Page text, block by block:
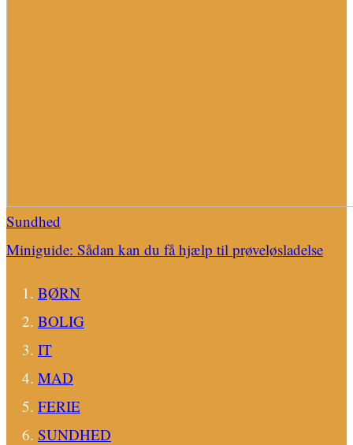
Sundhed
Miniguide: Sådan kan du få hjælp til prøveløsladelse
BØRN
BOLIG
IT
MAD
FERIE
SUNDHED